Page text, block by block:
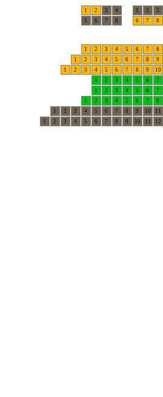
1 2 3 4 1 2 3
5
6 7 8 6 7 8
1 2 3 4 5 6 7 8
1
2 3 4 5 6 7 8 9
1
2 3 4 5 6 7 8 9 10
1
2 3 4 5 6 7
1
2 3 4 5 6 7
1
2 3 4 5 6 7 8
1
2 3 4 5 6 7 8 9 10 11
1
2 3 4 5 6 7 8 9 10 11 12